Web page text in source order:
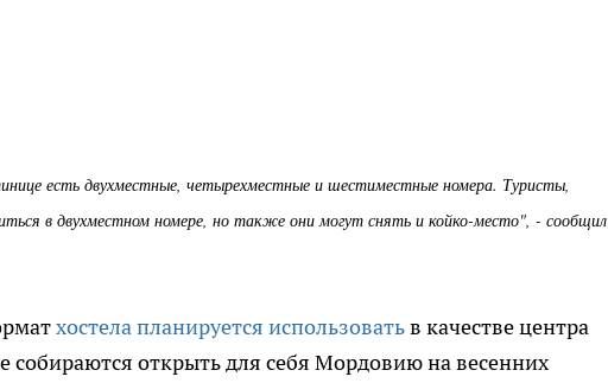
есть двухместные, четырехместные и шестиместные номера. Туристы,
в двухместном номере, но также они могут снять и койко-место", - сообщил
хостела планируется использоватьв качестве центра
открыть для себя Мордовию на весенних